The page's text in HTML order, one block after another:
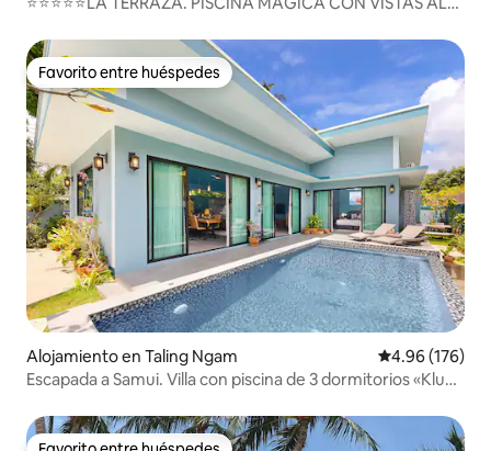
Favorito entre huéspedes
Favorito entre huéspedes
Alojamiento en Taling Ngam Calificación
4.96 (176)
Escapada a Samui. Villa con piscina de 3 dormitorios «Kluay